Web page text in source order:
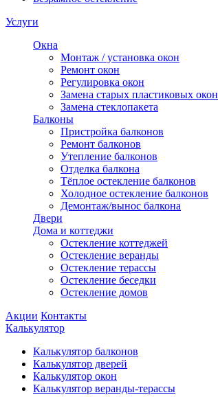
Услуги
Окна
Монтаж / установка окон
Ремонт окон
Регулировка окон
Замена старых пластиковых окон
Замена стеклопакета
Балконы
Пристройка балконов
Ремонт балконов
Утепление балконов
Отделка балкона
Тёплое остекление балконов
Холодное остекление балконов
Демонтаж/вынос балкона
Двери
Дома и коттеджи
Остекление коттеджей
Остекление веранды
Остекление терассы
Остекление беседки
Остекление домов
Акции Контакты
Калькулятор
Калькулятор балконов
Калькулятор дверей
Калькулятор окон
Калькулятор веранды-терассы